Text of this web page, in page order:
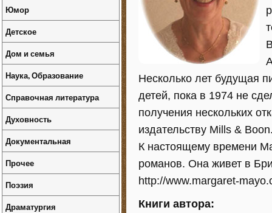
Несколько лет будущая
детей, пока в 1974 не
получения нескольких
издательству Mills &
К настоящему времени
романов. Она живет в
http://www.margaret-
Книги автора:
Юмор
Детское
Дом и семья
Наука, Образование
Справочная литература
Духовность
Документальная
Прочее
Поэзия
Драматургия